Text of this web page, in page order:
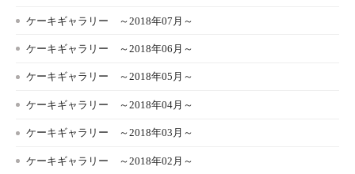
ケーキギャラリー ～2018年07月～
ケーキギャラリー ～2018年06月～
ケーキギャラリー ～2018年05月～
ケーキギャラリー ～2018年04月～
ケーキギャラリー ～2018年03月～
ケーキギャラリー ～2018年02月～